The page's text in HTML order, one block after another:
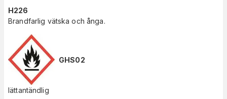
H226
Brandfarlig vätska och ånga.
GHS02
lättantändlig